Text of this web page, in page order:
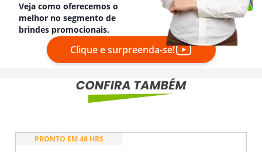
Veja como oferecemos o
melhor no segmento de
brindes promocionais.
Clique e surpreenda-se!
PRONTO EM 48 HRS